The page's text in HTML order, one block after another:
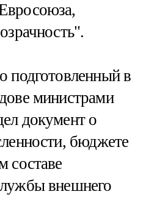
подготовленный в
министрами
документ о
бюджете
составе
внешнего